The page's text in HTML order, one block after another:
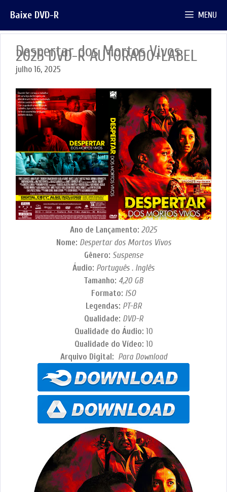
para
o
conteúdo
Baixe DVD-R MENU
Despertar dos Mortos Vivos
2025 DVD-R AUTORADO+LABEL
julho 16, 2025
Ano de Lançamento: 2025
Nome: Despertar dos Mortos Vivos
Gênero: Suspense
Áudio: Português . Inglês
Tamanho: 4,20 GB
Formato: ISO
Legendas: PT-BR
Qualidade: DVD-R
Qualidade do Áudio: 10
Qualidade do Vídeo: 10
Arquivo Digital: Para Download